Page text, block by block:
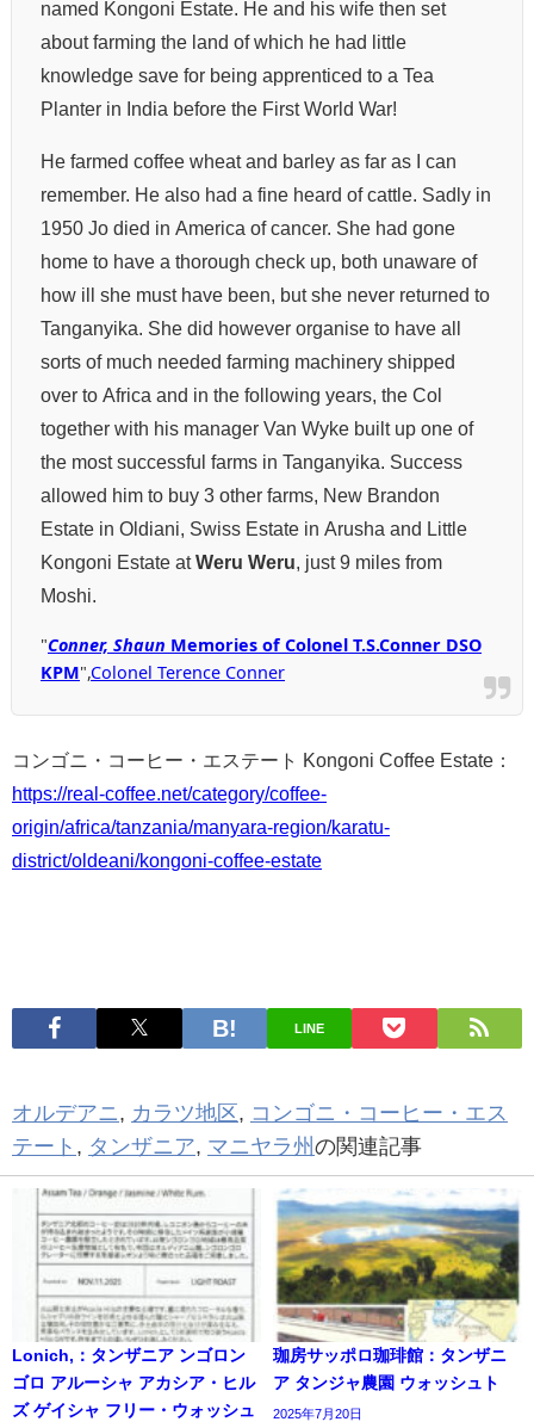
named Kongoni Estate. He and his wife then set
about farming the land of which he had little
knowledge save for being apprenticed to a Tea
Planter in India before the First World War!
He farmed coffee wheat and barley as far as I can
remember. He also had a fine heard of cattle. Sadly in
1950 Jo died in America of cancer. She had gone
home to have a thorough check up, both unaware of
how ill she must have been, but she never returned to
Tanganyika. She did however organise to have all
sorts of much needed farming machinery shipped
over to Africa and in the following years, the Col
together with his manager Van Wyke built up one of
the most successful farms in Tanganyika. Success
allowed him to buy 3 other farms, New Brandon
Estate in Oldiani, Swiss Estate in Arusha and Little
Kongoni Estate atWeru Weru , just 9 miles from
Moshi.
"Conner, Shaun Memories of Colonel T.S.Conner DSO
KPM",Colonel Terence Conner
コンゴニ・コーヒー・エステート Kongoni Coffee Estate：
https://real-coffee.net/category/coffee-
origin/africa/tanzania/manyara-region/karatu-
district/oldeani/kongoni-coffee-estate
LINE
オルデアニ, カラツ地区 , コンゴニ・コーヒー・エス
テート , タンザニア, マニヤラ州 の関連記事
Lonich,：タンザニア ンゴロン
ゴロ アルーシャ アカシア・ヒル
ズ ゲイシャ フリー・ウォッシュ
珈房サッポロ珈琲館：タンザニ
ア タンジャ農園 ウォッシュト
2025年7月20日